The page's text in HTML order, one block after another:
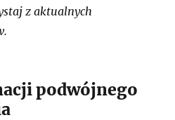
z aktualnych
podwójnego